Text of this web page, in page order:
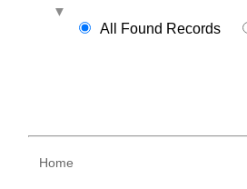
All Found Records
Home